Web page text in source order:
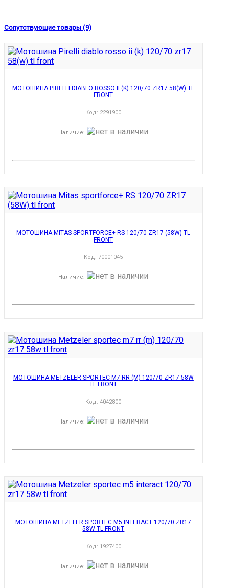
Сопутствующие товары (9)
МОТОШИНА PIRELLI DIABLO ROSSO II (K) 120/70 ZR17 58(W) TL
FRONT
Код: 2291900
Наличие:
МОТОШИНА MITAS SPORTFORCE+ RS 120/70 ZR17 (58W) TL
FRONT
Код:70001045
Наличие:
МОТОШИНА METZELER SPORTEC M7 RR (M) 120/70 ZR17 58W
TL FRONT
Код:4042800
Наличие:
МОТОШИНА METZELER SPORTEC M5 INTERACT 120/70 ZR17
58W TL FRONT
Код: 1927400
Наличие: